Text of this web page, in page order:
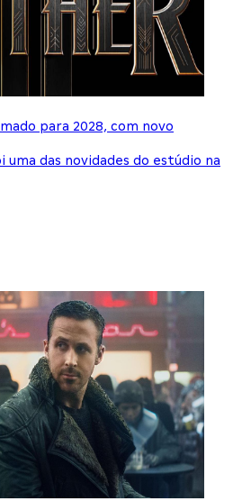
para 2028, com novo
uma das novidades do estúdio na